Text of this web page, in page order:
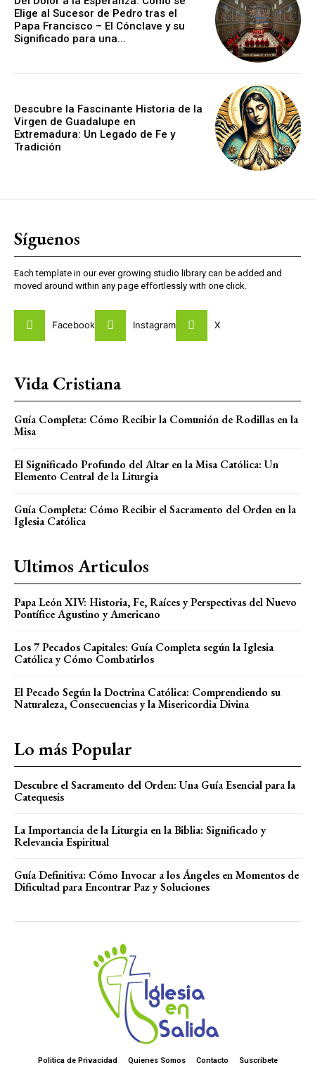
Elige al Sucesor de Pedro tras el
Papa Francisco – El Cónclave y su
Significado para una...
Descubre la Fascinante Historia de la
Virgen de Guadalupe en
Extremadura: Un Legado de Fe y
Tradición
Síguenos
Each template in our ever growing studio library can be added and
moved around within any page effortlessly with one click.
Facebook Instagram X
Vida Cristiana
Guía Completa: Cómo Recibir la Comunión de Rodillas en la
Misa
El Significado Profundo del Altar en la Misa Católica: Un
Elemento Central de la Liturgia
Guía Completa: Cómo Recibir el Sacramento del Orden en la
Iglesia Católica
Ultimos Articulos
Papa León XIV: Historia, Fe, Raíces y Perspectivas del Nuevo
Pontífice Agustino y Americano
Los 7 Pecados Capitales: Guía Completa según la Iglesia
Católica y Cómo Combatirlos
El Pecado Según la Doctrina Católica: Comprendiendo su
Naturaleza, Consecuencias y la Misericordia Divina
Lo más Popular
Descubre el Sacramento del Orden: Una Guía Esencial para la
Catequesis
La Importancia de la Liturgia en la Biblia: Significado y
Relevancia Espiritual
Guía Definitiva: Cómo Invocar a los Ángeles en Momentos de
Dificultad para Encontrar Paz y Soluciones
Politica de Privacidad Quienes Somos Contacto Suscríbete